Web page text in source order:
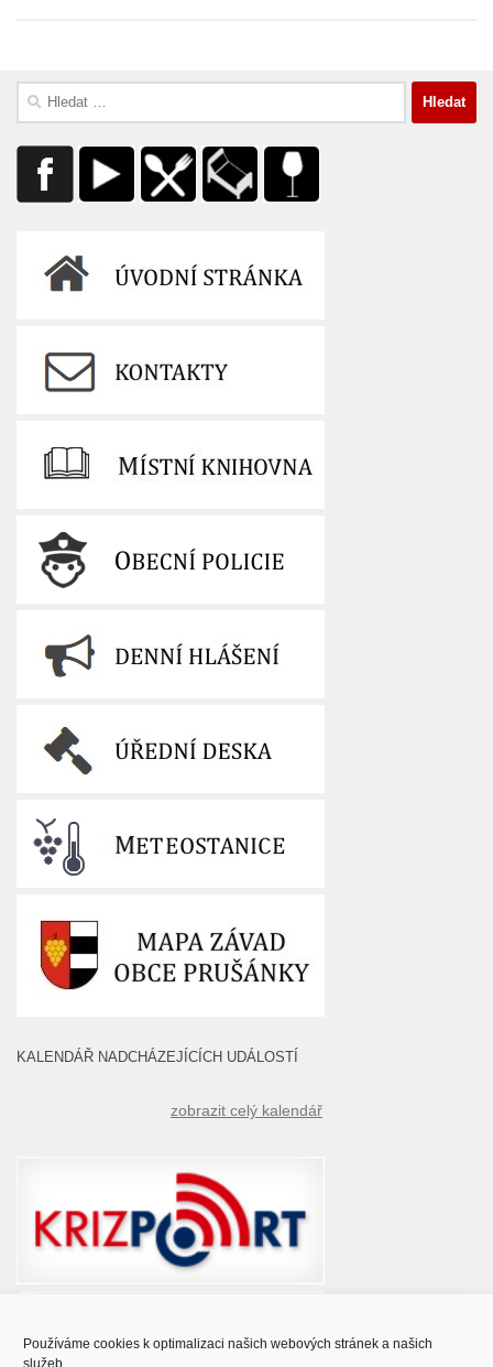
Používáme cookies k optimalizaci našich webových stránek a našich
služeb.
Vyhledávání
KALENDÁŘ NADCHÁZEJÍCÍCH UDÁLOSTÍ
zobrazit celý kalendář